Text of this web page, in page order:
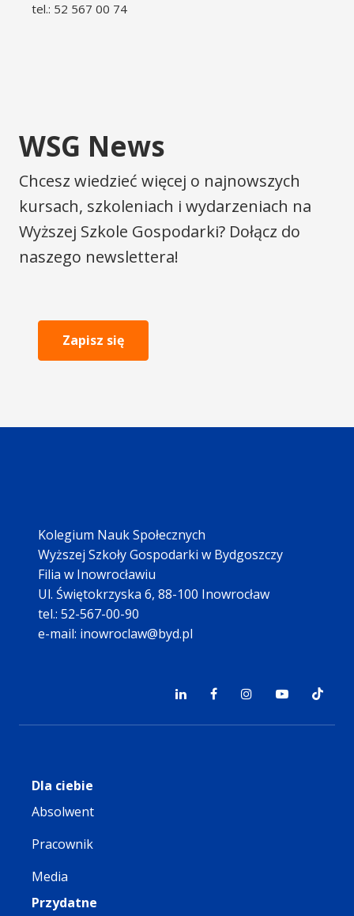
tel.: 52 567 00 74
WSG News
Chcesz wiedzieć więcej o najnowszych
kursach, szkoleniach i wydarzeniach na
Wyższej Szkole Gospodarki? Dołącz do
naszego newslettera!
Zapisz się
Kolegium Nauk Społecznych
Wyższej Szkoły Gospodarki w Bydgoszczy
Filia w Inowrocławiu
Ul. Świętokrzyska 6, 88-100 Inowrocław
tel.: 52-567-00-90
e-mail: inowroclaw@byd.pl
Dla ciebie
Absolwent
Pracownik
Media
Przydatne